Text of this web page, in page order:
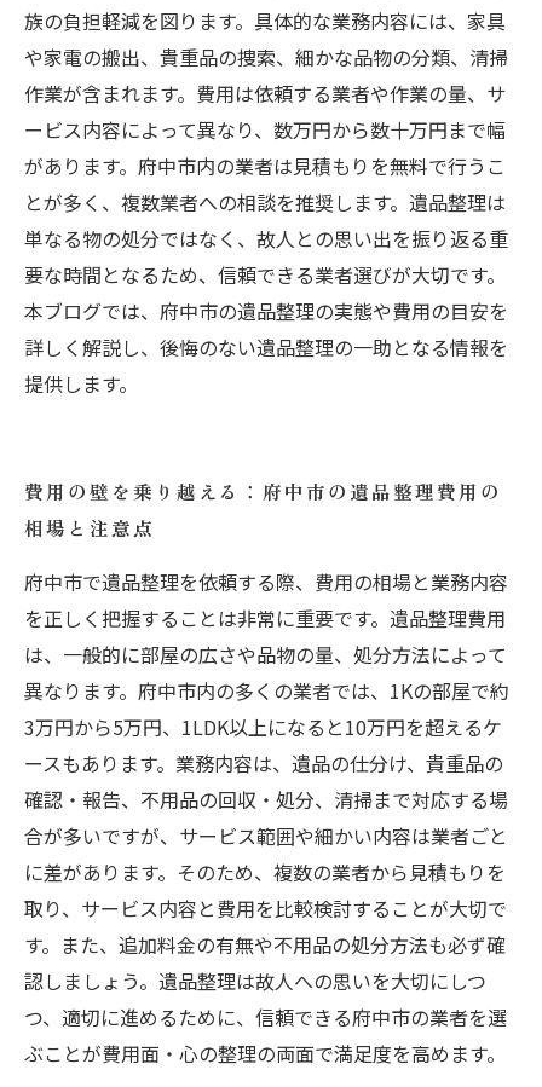
族の負担軽減を図ります。具体的な業務内容には、家具
や家電の搬出、貴重品の捜索、細かな品物の分類、清掃
作業が含まれます。費用は依頼する業者や作業の量、サ
ービス内容によって異なり、数万円から数十万円まで幅
があります。府中市内の業者は見積もりを無料で行うこ
とが多く、複数業者への相談を推奨します。遺品整理は
単なる物の処分ではなく、故人との思い出を振り返る重
要な時間となるため、信頼できる業者選びが大切です。
本ブログでは、府中市の遺品整理の実態や費用の目安を
詳しく解説し、後悔のない遺品整理の一助となる情報を
提供します。
費用の壁を乗り越える：府中市の遺品整理費用の
相場と注意点
府中市で遺品整理を依頼する際、費用の相場と業務内容
を正しく把握することは非常に重要です。遺品整理費用
は、一般的に部屋の広さや品物の量、処分方法によって
異なります。府中市内の多くの業者では、1Kの部屋で約
3万円から5万円、1LDK以上になると10万円を超えるケ
ースもあります。業務内容は、遺品の仕分け、貴重品の
確認・報告、不用品の回収・処分、清掃まで対応する場
合が多いですが、サービス範囲や細かい内容は業者ごと
に差があります。そのため、複数の業者から見積もりを
取り、サービス内容と費用を比較検討することが大切で
す。また、追加料金の有無や不用品の処分方法も必ず確
認しましょう。遺品整理は故人への思いを大切にしつ
つ、適切に進めるために、信頼できる府中市の業者を選
ぶことが費用面・心の整理の両面で満足度を高めます。